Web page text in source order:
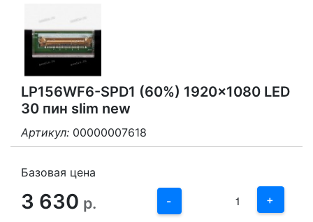
LP156WF6-SPD1 (60%) 1920x1080 LED
30 пин slim new
Артикул: 00000007618
Базовая цена
3 630 р. -
3
1
+